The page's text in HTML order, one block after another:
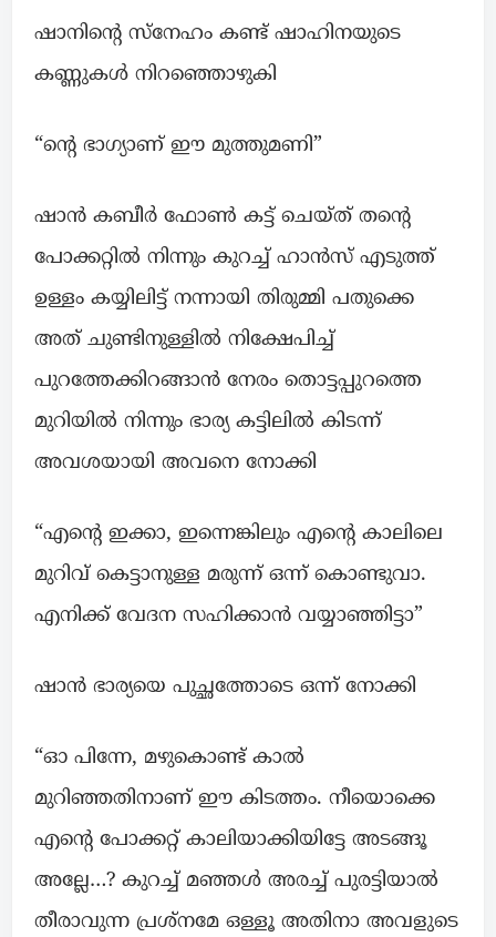
ഷാനിന്റെ സ്നേഹം കണ്ട് ഷാഹിനയുടെ
കണ്ണുകൾ നിറഞ്ഞൊഴുകി
“ന്റെ ഭാഗ്യാണ് ഈ മുത്തുമണി”
ഷാൻ കബീർ ഫോൺ കട്ട് ചെയ്ത് തന്റെ
പോക്കറ്റിൽ നിന്നും കുറച്ച് ഹാൻസ് എടുത്ത്
ഉള്ളം കയ്യിലിട്ട് നന്നായി തിരുമ്മി പതുക്കെ
അത് ചുണ്ടിനുള്ളിൽ നിക്ഷേപിച്ച്
പുറത്തേക്കിറങ്ങാൻ നേരം തൊട്ടപ്പുറത്തെ
മുറിയിൽ നിന്നും ഭാര്യ കട്ടിലിൽ കിടന്ന്
അവശയായി അവനെ നോക്കി
“എന്റെ ഇക്കാ, ഇന്നെങ്കിലും എന്റെ കാലിലെ
മുറിവ് കെട്ടാനുള്ള മരുന്ന് ഒന്ന് കൊണ്ടുവാ.
എനിക്ക് വേദന സഹിക്കാൻ വയ്യാഞ്ഞിട്ടാ”
ഷാൻ ഭാര്യയെ പുച്ഛത്തോടെ ഒന്ന് നോക്കി
“ഓ പിന്നേ, മഴുകൊണ്ട് കാൽ
മുറിഞ്ഞതിനാണ് ഈ കിടത്തം. നീയൊക്കെ
എന്റെ പോക്കറ്റ് കാലിയാക്കിയിട്ടേ അടങ്ങൂ
അല്ലേ…? കുറച്ച് മഞ്ഞൾ അരച്ച് പുരട്ടിയാൽ
തീരാവുന്ന പ്രശ്നമേ ഒള്ളൂ അതിനാ അവളുടെ